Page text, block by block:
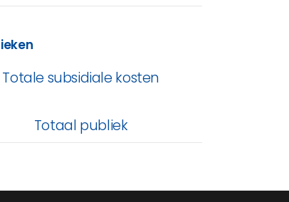
Totale subsidiale kosten
Totaal publiek